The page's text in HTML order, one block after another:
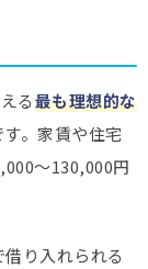
る最も理想的な
す。家賃や住宅
〜130,000円
り入れられる